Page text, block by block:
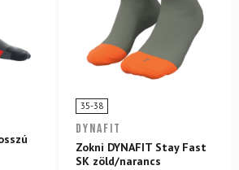
35-38
DYNAFIT
Zokni DYNAFIT Stay Fast
SK zöld/narancs